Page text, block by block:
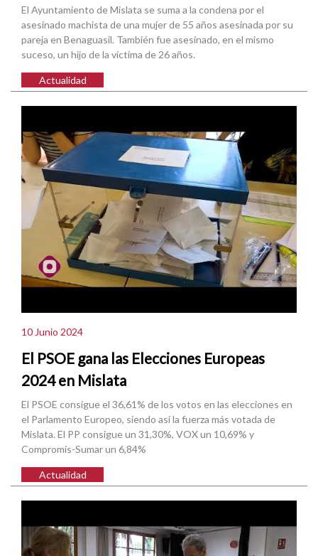
El Ayuntamiento de Mislata se suma a la condena por el
asesinado machista de una mujer de 55 años asesinada por su
pareja en Benaguasil. También fue asesinado, en el mismo
suceso, un hijo de la víctima de 26 años.
Actualidad
10 Junio 2024
El PSOE gana las Elecciones Europeas
2024 en Mislata
El PSOE consigue el 36,61% de los votos en las elecciones en
el Parlamento Europeo, siendo así la fuerza más votada de
Mislata. El PP consigue un 31,30%, VOX un 10,69% y
Compromís-Sumar un 6,84%
Actualidad